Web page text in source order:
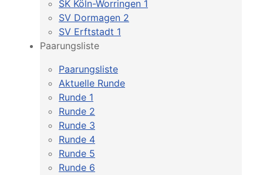
SK Köln-Worringen 1
SV Dormagen 2
SV Erftstadt 1
Paarungsliste
Paarungsliste
Aktuelle Runde
Runde 1
Runde 2
Runde 3
Runde 4
Runde 5
Runde 6